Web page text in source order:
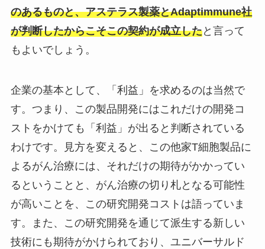
のあるものと、アステラス製薬とAdaptimmune社
が判断したからこそこの契約が成立したと言って
もよいでしょう。
企業の基本として、「利益」を求めるのは当然で
す。つまり、この製品開発にはこれだけの開発コ
ストをかけても「利益」が出ると判断されている
わけです。見方を変えると、この他家T細胞製品に
よるがん治療には、それだけの期待がかかってい
るということと、がん治療の切り札となる可能性
が高いことを、この研究開発コストは語っていま
す。また、この研究開発を通じて派生する新しい
技術にも期待がかけられており、ユニバーサルド